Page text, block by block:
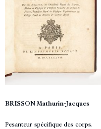
BRISSON Mathurin-Jacques
Pesanteur spécifique des corps.